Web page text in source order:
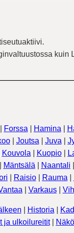
Forssa Hamina
| Joutsa Juva
Kouvola Kuopio|
Mäntsälä Naantali
Raisio| Rauma
Varkaus|
Historia
ja ulkoilureitit|